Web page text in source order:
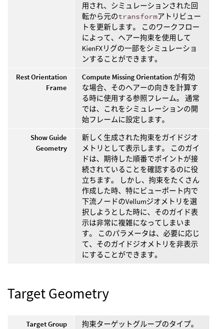
用され、シミュレーションされた回
転から元のtransformアトリビュー
トを更新します。 このワークフロー
によって、ヘアー拘束を使用して
KienFXリグの一部をシミュレーショ
ンすることができます。
Rest Orientation
Frame
Compute Missing Orientation が有効
な場合、そのヘアーの向きを計算す
る時に使用する参照フレーム。 通常
では、これをシミュレーションの開
始フレームに設定します。
Show Guide
Geometry
新しく生成された拘束をガイドジオ
メトリとして表示します。 このガイ
ドは、期待した順番でポイントが接
続されていることを確認するのに役
立ちます。 しかし、拘束をたくさん
作成した時、特にビューポート内で
下流ノードのVellumジオメトリを選
択しようとした時に、そのガイド表
示は非常に複雑になってしまいま
す。 このパラメータは、必要に応じ
て、そのガイドジオメトリを非表示
にすることができます。
Target Geometry
Target Group
拘束ターゲットグループのタイプ。